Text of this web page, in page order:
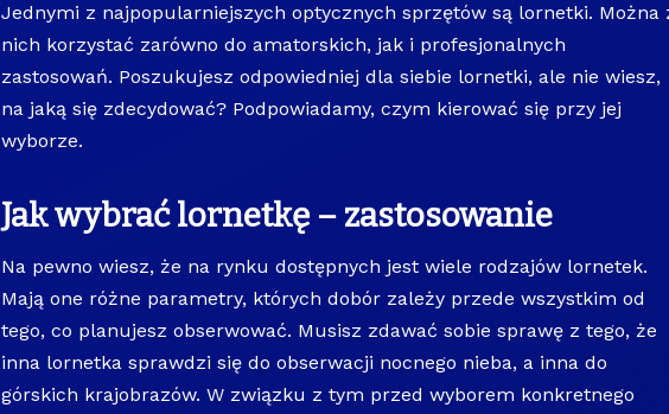
Jednymi z najpopularniejszych optycznych sprzętów są lornetki. Można
nich korzystać zarówno do amatorskich, jak i profesjonalnych
zastosowań. Poszukujesz odpowiedniej dla siebie lornetki, ale nie wiesz,
na jaką się zdecydować? Podpowiadamy, czym kierować się przy jej
wyborze.
Jak wybrać lornetkę – zastosowanie
Na pewno wiesz, że na rynku dostępnych jest wiele rodzajów lornetek.
Mają one różne parametry, których dobór zależy przede wszystkim od
tego, co planujesz obserwować. Musisz zdawać sobie sprawę z tego, że
inna lornetka sprawdzi się do obserwacji nocnego nieba, a inna do
górskich krajobrazów. W związku z tym przed wyborem konkretnego